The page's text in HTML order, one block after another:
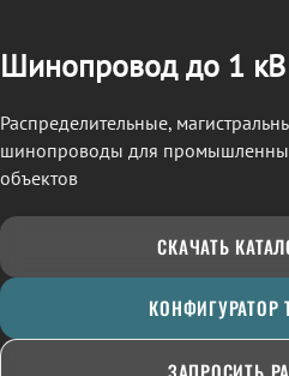
Шинопровод до 1 кВ
Распределительные,
шинопроводы для
объектов
СКАЧАТЬ
КОНФИГУРАТОР
ЗАПРОСИТЬ